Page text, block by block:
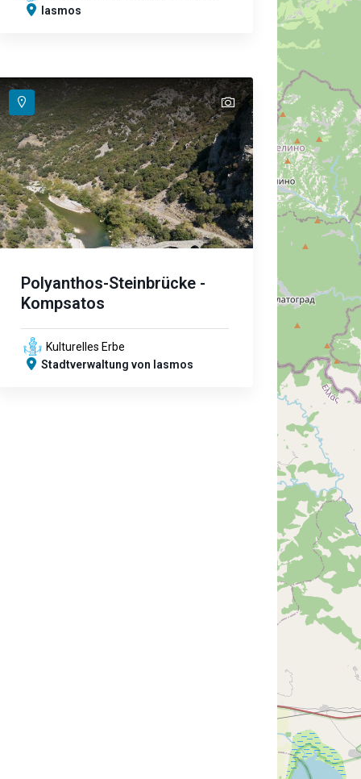
Iasmos
text
Polyanthos-Steinbrücke -
Kompsatos
Kulturelles Erbe
Stadtverwaltung von Iasmos